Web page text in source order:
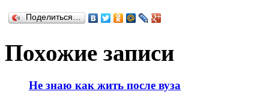
Поделиться…
Похожие записи
Не знаю как жить после вуза